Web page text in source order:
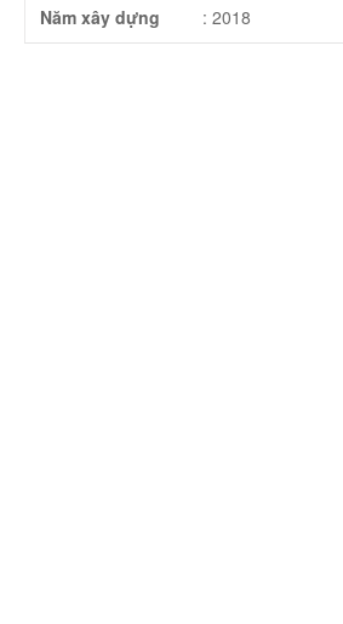
Năm xây dựng : 2018